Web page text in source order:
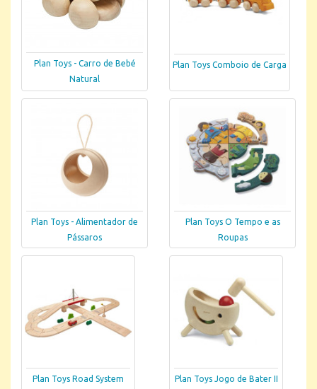
Plan Toys - Carro de Bebé
Natural
Plan Toys Comboio de Carga
Plan Toys - Alimentador de
Pássaros
Plan Toys O Tempo e as
Roupas
Plan Toys Road System Plan Toys Jogo de Bater II